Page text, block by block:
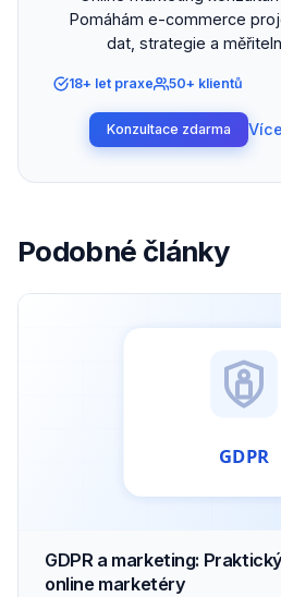
Pomáhám e-commerce
dat, strategie a
18+ let praxe 50+ klientů
Konzultace zdarma
Podobné články
GDPR a marketing:
online marketéry